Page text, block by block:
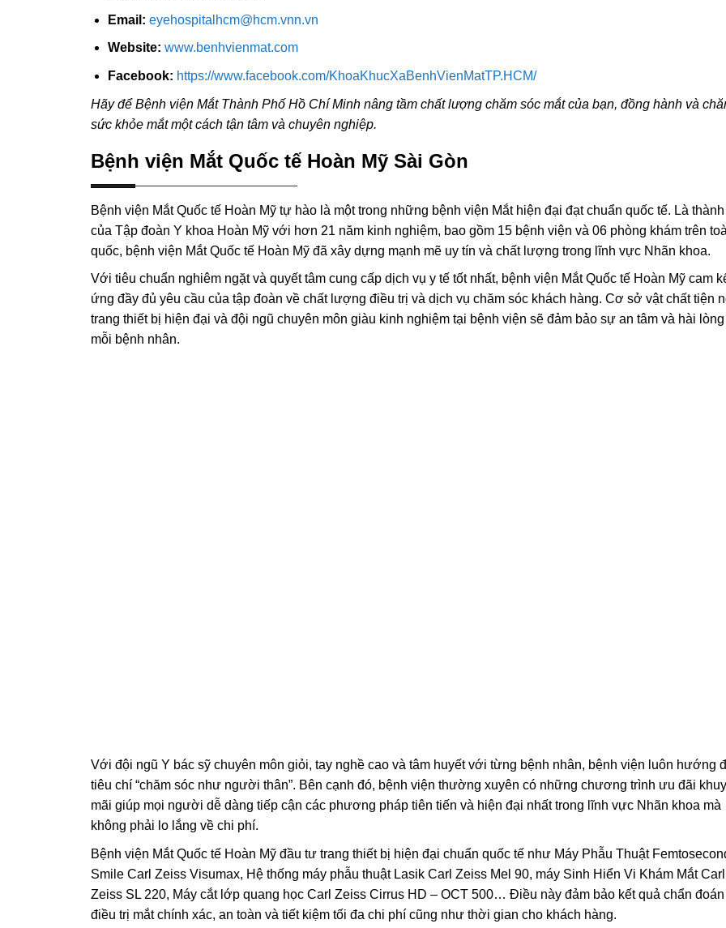
Email: eyehospitalhcm@hcm.vnn.vn
Website: www.benhvienmat.com
Facebook: https://www.facebook.com/KhoaKhucXaBenhVienMatTP.HCM/
Hãy để Bệnh viện Mắt Thành Phố Hồ Chí Minh nâng tầm chất lượng chăm sóc mắt của bạn, đồng hành và
sức khỏe mắt một cách tận tâm và chuyên nghiệp.
Bệnh viện Mắt Quốc tế Hoàn Mỹ Sài Gòn
Bệnh viện Mắt Quốc tế Hoàn Mỹ tự hào là một trong những bệnh viện Mắt hiện đại đạt chuẩn quốc tế. Là
của Tập đoàn Y khoa Hoàn Mỹ với hơn 21 năm kinh nghiệm, bao gồm 15 bệnh viện và 06 phòng khám trên
quốc, bệnh viện Mắt Quốc tế Hoàn Mỹ đã xây dựng mạnh mẽ uy tín và chất lượng trong lĩnh vực Nhãn khoa.
Với tiêu chuẩn nghiêm ngặt và quyết tâm cung cấp dịch vụ y tế tốt nhất, bệnh viện Mắt Quốc tế Hoàn Mỹ cam
ứng đầy đủ yêu cầu của tập đoàn về chất lượng điều trị và dịch vụ chăm sóc khách hàng. Cơ sở vật chất tiện
trang thiết bị hiện đại và đội ngũ chuyên môn giàu kinh nghiệm tại bệnh viện sẽ đảm bảo sự an tâm và hài
mỗi bệnh nhân.
Với đội ngũ Y bác sỹ chuyên môn giỏi, tay nghề cao và tâm huyết với từng bệnh nhân, bệnh viện luôn hướng
tiêu chí “chăm sóc như người thân”. Bên cạnh đó, bệnh viện thường xuyên có những chương trình ưu đãi
mãi giúp mọi người dễ dàng tiếp cận các phương pháp tiên tiến và hiện đại nhất trong lĩnh vực Nhãn khoa mà
không phải lo lắng về chi phí.
Bệnh viện Mắt Quốc tế Hoàn Mỹ đầu tư trang thiết bị hiện đại chuẩn quốc tế như Máy Phẫu Thuật
Smile Carl Zeiss Visumax, Hệ thống máy phẫu thuật Lasik Carl Zeiss Mel 90, máy Sinh Hiển Vi Khám Mắt Carl
Zeiss SL 220, Máy cắt lớp quang học Carl Zeiss Cirrus HD – OCT 500… Điều này đảm bảo kết quả chẩn
điều trị mắt chính xác, an toàn và tiết kiệm tối đa chi phí cũng như thời gian cho khách hàng.